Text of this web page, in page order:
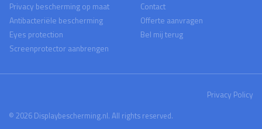
Privacy bescherming op maat
Antibacteriële bescherming
Eyes protection
Screenprotector aanbrengen
Contact
Offerte aanvragen
Bel mij terug
© 2026 Displaybescherming.nl. All rights reserved.
Privacy Policy